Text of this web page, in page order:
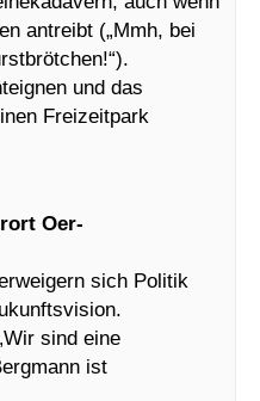
antreibt („Mmh, bei
und das
Freizeitpark
Oer-
sich Politik
sind eine
ist